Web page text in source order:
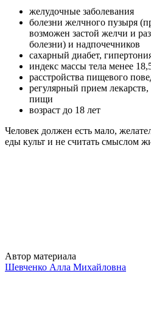
желудочные заболевания
болезни желчного пузыря
возможен застой желчи и
болезни) и надпочечников
сахарный диабет,
индекс массы тела менее
расстройства пищевого
регулярный прием
пищи
возраст до 18 лет
Человек должен есть мало,
еды культ и не считать смыслом
Автор материала
Шевченко Алла Михайловна